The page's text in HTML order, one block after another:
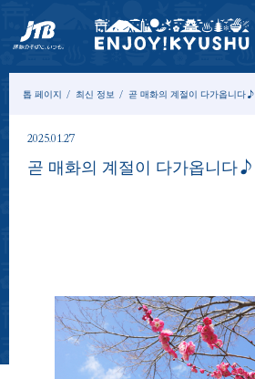
톱 페이지 최신 정보 곧 매화의 계절이 다가옵니다♪
2025.01.27
곧 매화의 계절이 다가옵니다♪
홈 페
이지
최신
정보
투어&
체험
입장
권